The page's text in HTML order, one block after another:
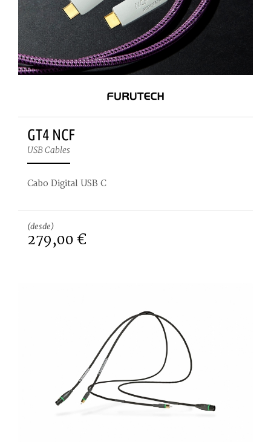
GT4 NCF
USB Cables
Cabo Digital USB C
(desde)
279,00 €